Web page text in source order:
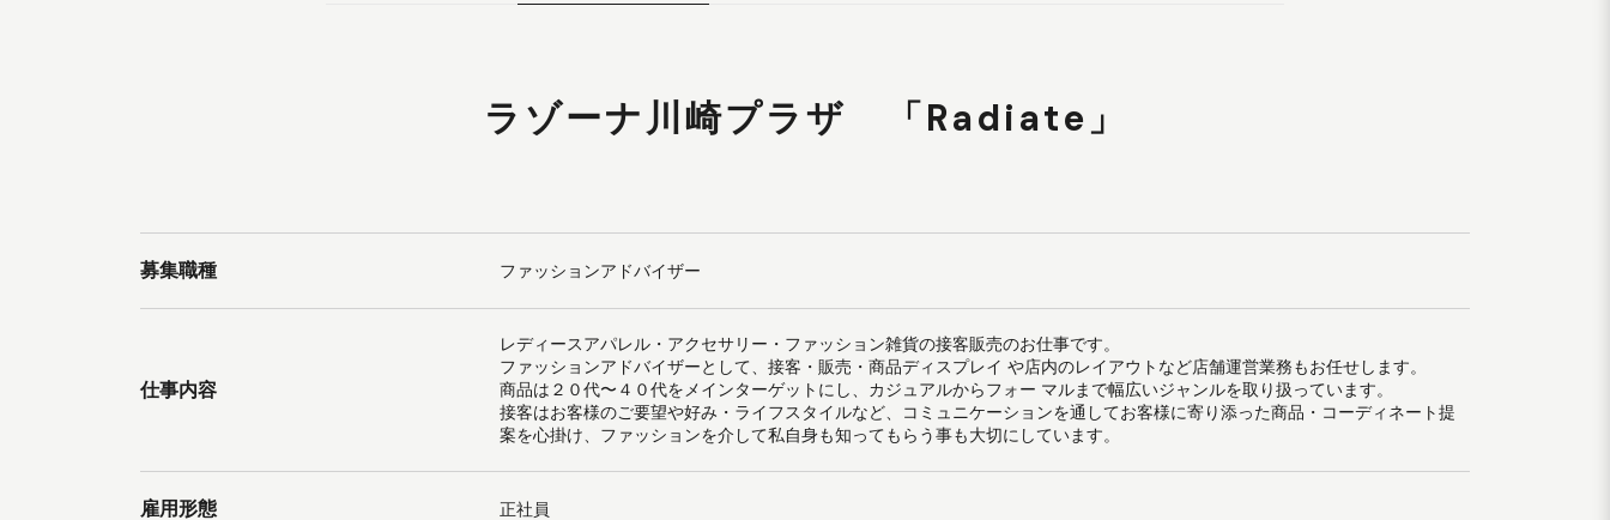
ラゾーナ川崎プラザ 「Radiate」
募集職種 ファッションアドバイザー
仕事内容
レディースアパレル・アクセサリー・ファッション雑貨の接客販売のお仕事です。
ファッションアドバイザーとして、接客・販売・商品ディスプレイ や店内のレイアウトなど店舗運営業務もお任せします。
商品は２０代〜４０代をメインターゲットにし、カジュアルからフォー マルまで幅広いジャンルを取り扱っています。
接客はお客様のご要望や好み・ライフスタイルなど、コミュニケーションを通してお客様に寄り添った商品・コーディネート提
案を心掛け、ファッションを介して私自身も知ってもらう事も大切にしています。
雇用形態 正社員